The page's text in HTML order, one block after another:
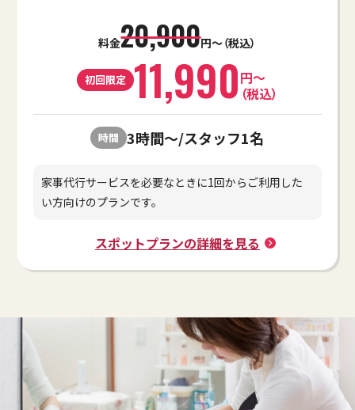
料金20,900円～（税込）
初回限定 11,990円～
（税込）
時間 3時間～/スタッフ1名
家事代⾏サービスを必要なときに1回からご利⽤した
い⽅向けのプランです。
スポットプランの詳細を見る